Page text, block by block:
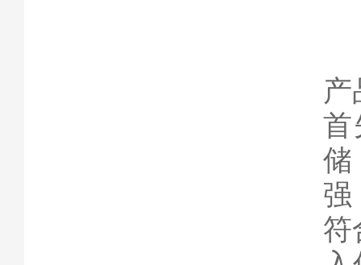
产
首
储
强
符